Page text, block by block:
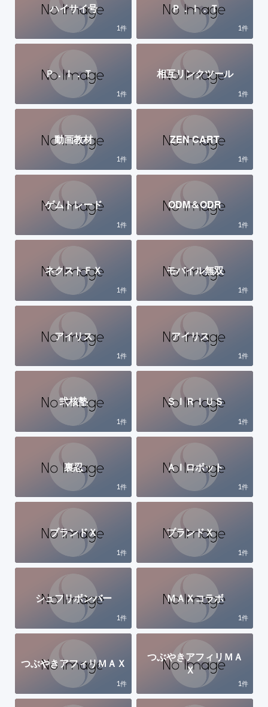
ハイサイ号
1件
Ｐ．Ｉ．Ｔ
1件
Ｐ．Ｉ．Ｔ
1件
相互リンクツール
1件
動画教材
1件
ZEN CART
1件
ゲムトレード
1件
ODM＆ODR
1件
ネクストＦＸ
1件
モバイル無双
1件
アイリス
1件
アイリス
1件
弐核塾
1件
ＳＩＲＩＵＳ
1件
裏忍
1件
ＡＩロボット
1件
ブランドＸ
1件
ブランドＸ
1件
シュフリボンバー
1件
ＭＡＸコラボ
1件
つぶやきアフィリＭＡＸ
1件
つぶやきアフィリＭＡ
Ｘ
1件